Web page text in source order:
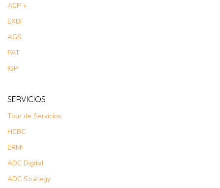
ACP +
EXBI
AGS
PAT
IGP
SERVICIOS
Tour de Servicios
HCBC
ERMI
ADC Digital
ADC Strategy